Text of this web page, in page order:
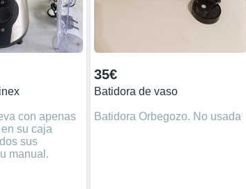
con apenas
su caja
sus
manual.
35€
Batidora de vaso
Batidora Orbegozo. No usada